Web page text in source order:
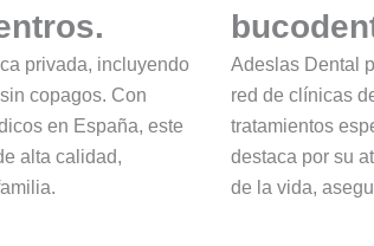
privada, incluyendo
copagos. Con
en España, este
alta calidad,
Adeslas Dental
red de clínicas
tratamientos
destaca por su
de la vida,